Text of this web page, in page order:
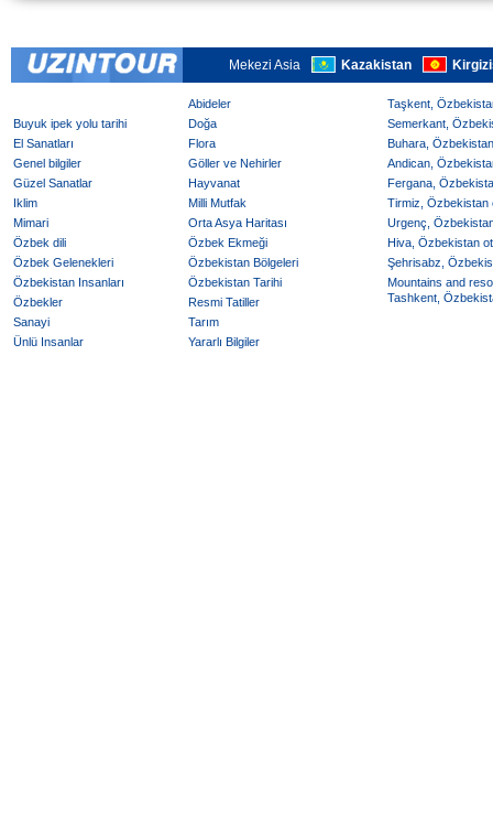
Mekezi Asia Kazakistan
Abideler
Buyuk ipek yolu tarihi
Doğa
El Sanatları
Flora
Genel bilgiler
Göller ve Nehirler
Güzel Sanatlar
Hayvanat
Iklim
Milli Mutfak
Mimari
Orta Asya Haritası
Özbek dili
Özbek Ekmeği
Özbek Gelenekleri
Özbekistan Bölgeleri
Özbekistan Insanları
Özbekistan Tarihi
Özbekler
Resmi Tatiller
Sanayi
Tarım
Ünlü Insanlar
Yararlı Bilgiler
Taşkent,
Semerkant,
Buhara,
Andican,
Fergana,
Tirmiz, Özbekistan
Urgenç,
Hiva, Özbekistan
Şehrisabz,
Mountains and
Tashkent,